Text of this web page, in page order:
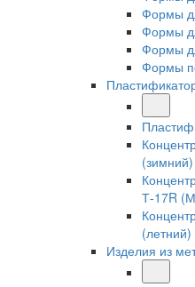
Формы
Формы
Формы
Формы
(зимний)
Т-17R
(летний)
Изделия из